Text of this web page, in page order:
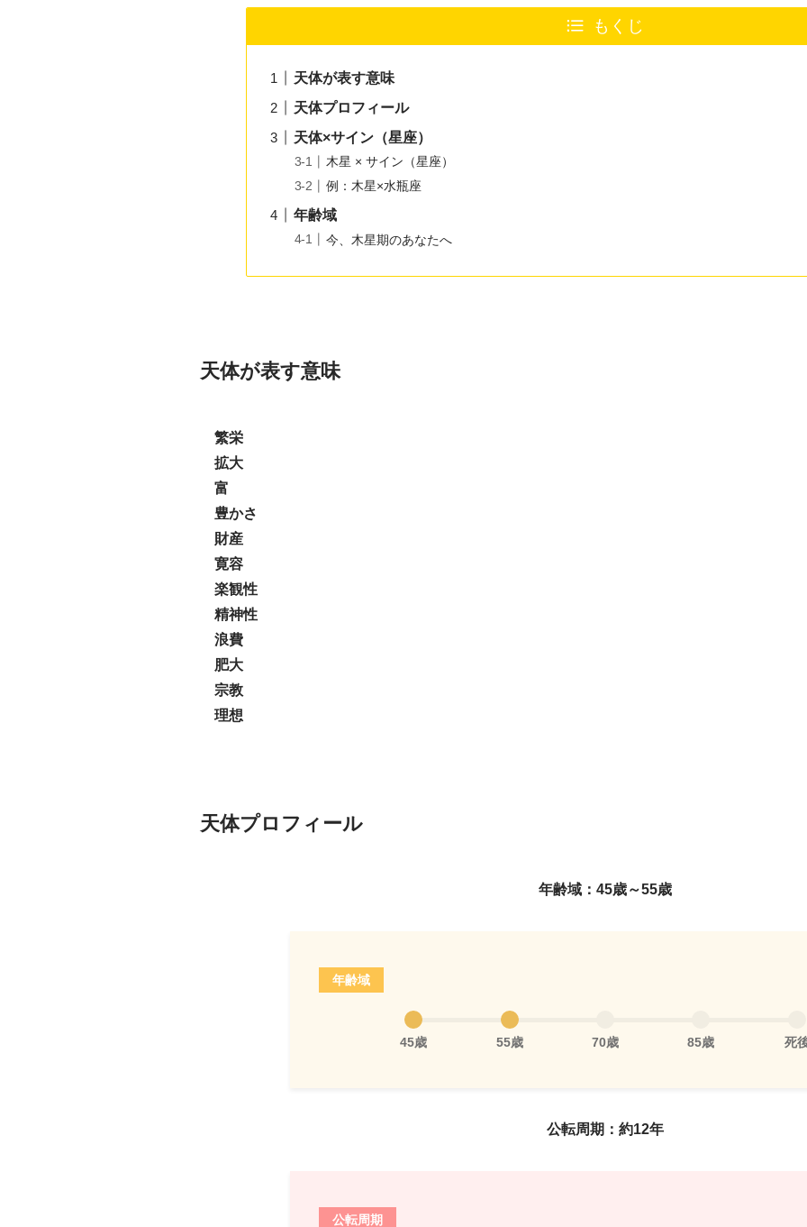
もくじ
天体が表す意味
天体プロフィール
天体×サイン（星座）
木星 × サイン（星座）
例：木星×水瓶座
年齢域
今、木星期のあなたへ
天体が表す意味
繁栄
拡大
富
豊かさ
財産
寛容
楽観性
精神性
浪費
肥大
宗教
理想
天体プロフィール
年齢域：45歳～55歳
年齢域
45歳 55歳 70歳 85歳 死
公転周期：約12年
公転周期